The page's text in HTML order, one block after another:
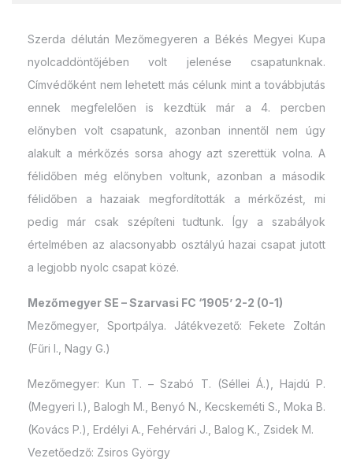
Szerda délután Mezőmegyeren a Békés Megyei Kupa
nyolcaddöntőjében volt jelenése csapatunknak.
Címvédőként nem lehetett más célunk mint a továbbjutás
ennek megfelelően is kezdtük már a 4. percben
előnyben volt csapatunk, azonban innentől nem úgy
alakult a mérkőzés sorsa ahogy azt szerettük volna. A
félidőben még előnyben voltunk, azonban a második
félidőben a hazaiak megfordították a mérkőzést, mi
pedig már csak szépíteni tudtunk. Így a szabályok
értelmében az alacsonyabb osztályú hazai csapat jutott
a legjobb nyolc csapat közé.
Mezőmegyer SE – Szarvasi FC ‘1905’ 2-2 (0-1)
Mezőmegyer, Sportpálya. Játékvezető: Fekete Zoltán
(Fűri I., Nagy G.)
Mezőmegyer: Kun T. – Szabó T. (Séllei Á.), Hajdú P.
(Megyeri I.), Balogh M., Benyó N., Kecskeméti S., Moka B.
(Kovács P.), Erdélyi A., Fehérvári J., Balog K., Zsidek M.
Vezetőedző: Zsiros György